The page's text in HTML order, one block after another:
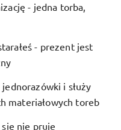
- jedna torba,
- prezent jest
i służy
materiałowych toreb
nie pruje